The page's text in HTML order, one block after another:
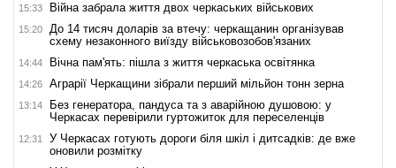
15:33 Війна забрала життя двох черкаських військових
15:20
До 14 тисяч доларів за втечу: черкащанин організував
схему незаконного виїзду військовозобов'язаних
14:44 Вічна пам'ять: пішла з життя черкаська освітянка
14:26 Аграрії Черкащини зібрали перший мільйон тонн зерна
13:14
Без генератора, пандуса та з аварійною душовою: у
Черкасах перевірили гуртожиток для переселенців
12:31
У Черкасах готують дороги біля шкіл і дитсадків: де вже
оновили розмітку